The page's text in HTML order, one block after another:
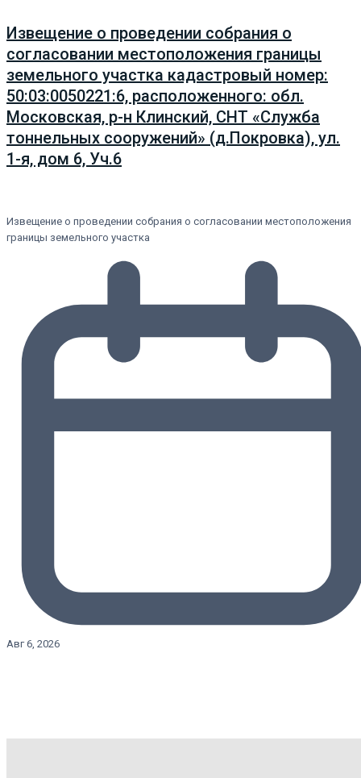
Извещение о проведении собрания о
согласовании местоположения границы
земельного участка кадастровый номер:
50:03:0050221:6, расположенного: обл.
Московская, р-н Клинский, СНТ «Служба
тоннельных сооружений» (д.Покровка), ул.
1-я, дом 6, Уч.6
Извещение о проведении собрания о согласовании местоположения
границы земельного участка
Авг 6, 2026